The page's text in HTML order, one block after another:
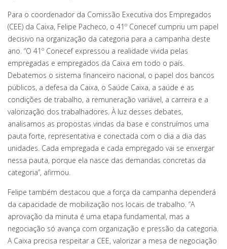
Para o coordenador da Comissão Executiva dos Empregados
(CEE) da Caixa, Felipe Pacheco, o 41º Conecef cumpriu um papel
decisivo na organização da categoria para a campanha deste
ano. “O 41º Conecef expressou a realidade vivida pelas
empregadas e empregados da Caixa em todo o país.
Debatemos o sistema financeiro nacional, o papel dos bancos
públicos, a defesa da Caixa, o Saúde Caixa, a saúde e as
condições de trabalho, a remuneração variável, a carreira e a
valorização dos trabalhadores. À luz desses debates,
analisamos as propostas vindas da base e construímos uma
pauta forte, representativa e conectada com o dia a dia das
unidades. Cada empregada e cada empregado vai se enxergar
nessa pauta, porque ela nasce das demandas concretas da
categoria”, afirmou.
Felipe também destacou que a força da campanha dependerá
da capacidade de mobilização nos locais de trabalho. “A
aprovação da minuta é uma etapa fundamental, mas a
negociação só avança com organização e pressão da categoria.
A Caixa precisa respeitar a CEE, valorizar a mesa de negociação